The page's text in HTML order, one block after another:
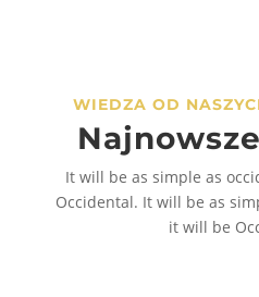
WIEDZA OD
It will be as simple as
Occidental. It will be as
it will be